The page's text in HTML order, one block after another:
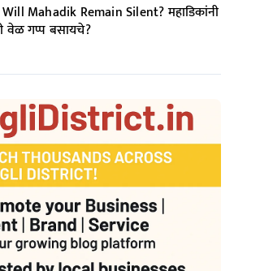
Mahadik Remain Silent? महाडिकांनी
वेळ गप्प बसायचे?